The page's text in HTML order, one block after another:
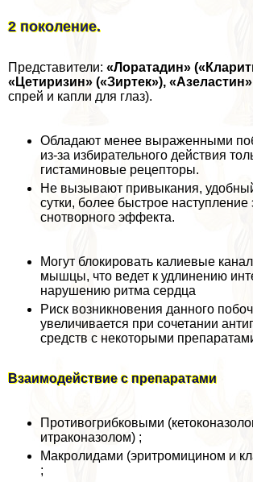
2️ поколение.
Представители: «Лоратадин»
«Цетиризин» («Зиртек»), «Азеластин»
спрей и капли для глаз).
Обладают менее выраженными
из-за избирательного действия
гистаминовые рецепторы.
Не вызывают привыкания,
сутки, более быстрое
снотворного эффекта.
Могут блокировать калиевые
мышцы, что ведет к удлинению
нарушению ритма сердца
Риск возникновения данного
увеличивается при сочетании
средств с некоторыми
Взаимодействие с препаратами
Противогрибковыми
итpaконазолом) ;
Макролидами (эритромицином и
;